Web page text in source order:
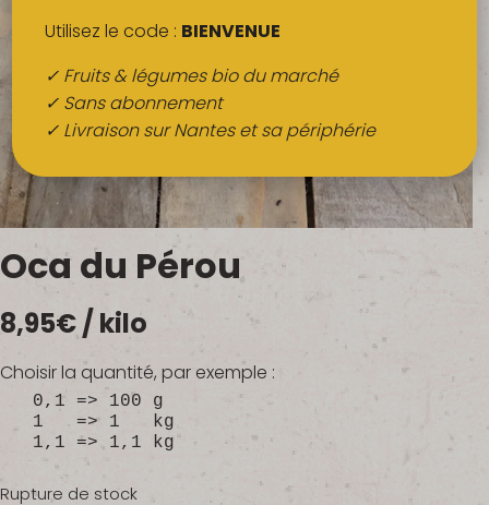
Épicerie sucrée
Épices
Boissons
QUI SOMMES-NOUS ?
FRUITS BIO AU BUREAU
NOS PRODUCTEURS
NOS MARCHÉS
Oca du Pérou
8,95€/ kilo
Choisir la quantité, par exemple :
0,1 => 100 g
1 => 1 kg
1,1 => 1,1 kg
Rupture de stock
Utilisez le code : BIENVENUE
✓ Fruits & légumes bio du marché
✓ Sans abonnement
✓ Livraison sur Nantes et sa périphérie